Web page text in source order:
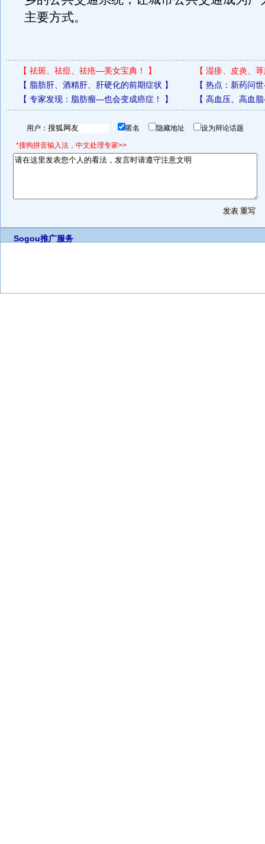
主要方式。
【 祛斑、祛痘、祛疮—美女宝典！ 】 【 湿疹、皮炎、
【 脂肪肝、酒精肝、肝硬化的前期症状 】 【 热点：新药问
【 专家发现：脂肪瘤—也会变成癌症！ 】 【 高血压、高血
用户： 匿名 隐藏地址 设为辩论话题
*搜狗拼音输入法，中文处理专家>>
Sogou推广服务